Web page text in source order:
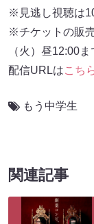
※見逃し視聴は
※チケットの販
（火）昼12:00ま
配信URLはこち
もう中学生
関連記事